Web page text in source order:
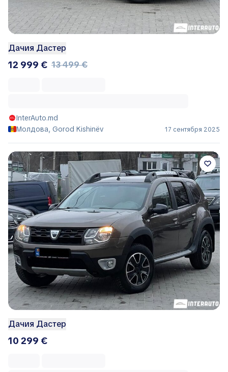
Дачия Дастер
12 999 € 13 499 €
InterAuto.md
Молдова, Gorod Kishinëv
17 сентября 2025
Дачия Дастер
10 299 €